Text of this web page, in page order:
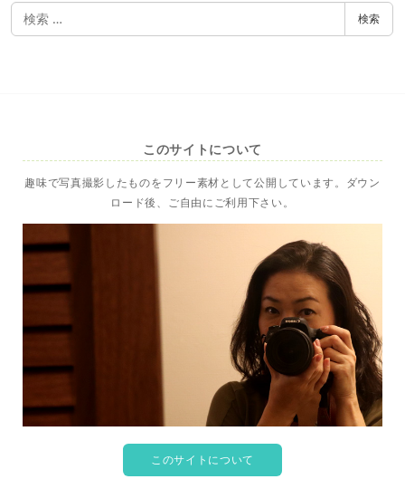
検
索
検索
このサイトについて
趣味で写真撮影したものをフリー素材として公開しています。ダウン
ロード後、ご自由にご利用下さい。
このサイトについて